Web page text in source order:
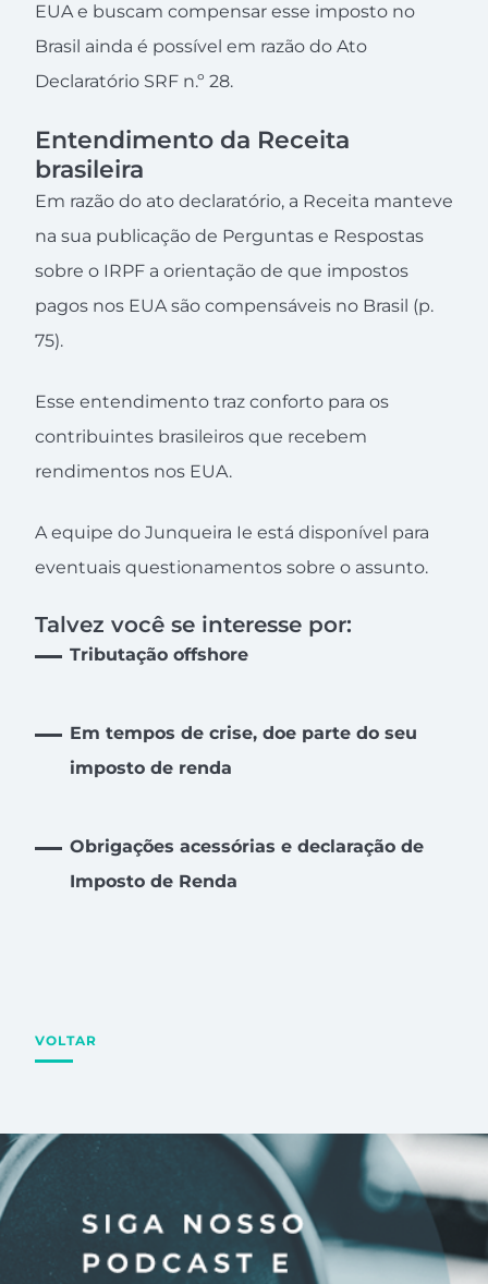
EUA e buscam compensar esse imposto no
Brasil ainda é possível em razão do Ato
Declaratório SRF n.º 28.
Entendimento da Receita
brasileira
Em razão do ato declaratório, a Receita manteve
na sua publicação de Perguntas e Respostas
sobre o IRPF a orientação de que impostos
pagos nos EUA são compensáveis no Brasil (p.
75).
Esse entendimento traz conforto para os
contribuintes brasileiros que recebem
rendimentos nos EUA.
A equipe do Junqueira Ie está disponível para
eventuais questionamentos sobre o assunto.
Talvez você se interesse por:
Tributação offshore
Em tempos de crise, doe parte do seu
imposto de renda
Obrigações acessórias e declaração de
Imposto de Renda
VOLTAR